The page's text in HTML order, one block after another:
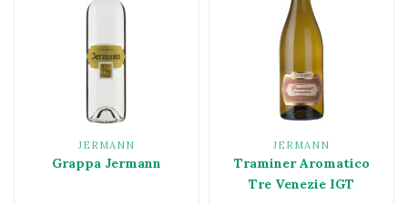
JERMANN
Grappa Jermann
JERMANN
Traminer Aromatico
Tre Venezie IGT